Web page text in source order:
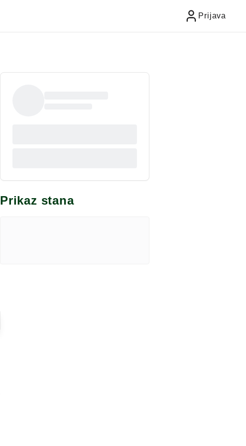
Prijava
Prikaz stana